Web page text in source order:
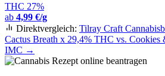
THC 27%
ab 4,99 €/g
Direktvergleich: Tilray Craft
Cactus Breath x 29,4% THC vs.
IMC →